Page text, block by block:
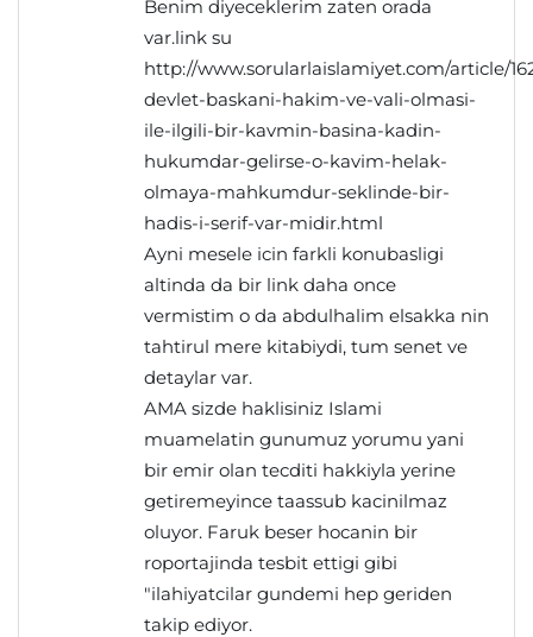
Benim diyeceklerim zaten orada
var.link su
http://www.sorularlaislamiyet.com/article/
devlet-baskani-hakim-ve-vali-olmasi-
ile-ilgili-bir-kavmin-basina-kadin-
hukumdar-gelirse-o-kavim-helak-
olmaya-mahkumdur-seklinde-bir-
hadis-i-serif-var-midir.html
Ayni mesele icin farkli konubasligi
altinda da bir link daha once
vermistim o da abdulhalim elsakka nin
tahtirul mere kitabiydi, tum senet ve
detaylar var.
AMA sizde haklisiniz Islami
muamelatin gunumuz yorumu yani
bir emir olan tecditi hakkiyla yerine
getiremeyince taassub kacinilmaz
oluyor. Faruk beser hocanin bir
roportajinda tesbit ettigi gibi
"ilahiyatcilar gundemi hep geriden
takip ediyor.